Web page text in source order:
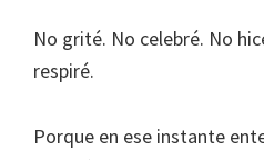
No grité. No celebré. No
respiré.
Porque en ese instante